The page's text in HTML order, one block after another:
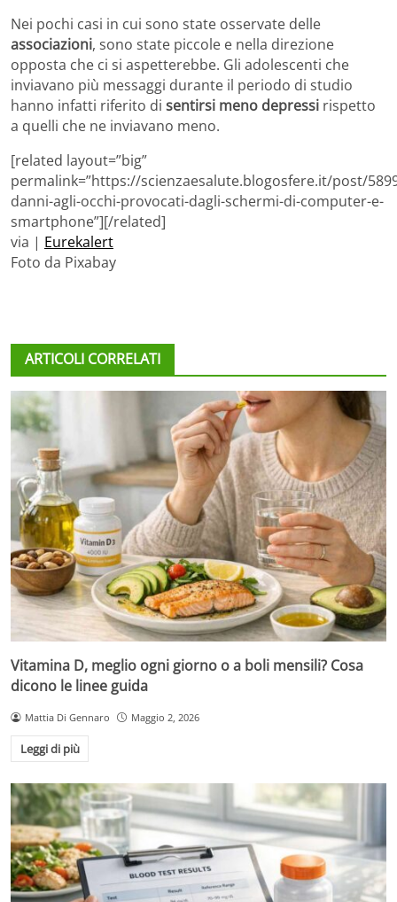
Nei pochi casi in cui sono state osservate delle
associazioni, sono state piccole e nella direzione
opposta che ci si aspetterebbe. Gli adolescenti che
inviavano più messaggi durante il periodo di studio
hanno infatti riferito di sentirsi meno depressi rispetto
a quelli che ne inviavano meno.
[related layout=”big”
permalink=”https://scienzaesalute.blogosfere.it/post/
danni-agli-occhi-provocati-dagli-schermi-di-computer-e-
smartphone”][/related]
via | Eurekalert
Foto da Pixabay
ARTICOLI CORRELATI
Vitamina D, meglio ogni giorno o a boli mensili? Cosa
dicono le linee guida
Mattia Di Gennaro Maggio 2, 2026
Leggi di più